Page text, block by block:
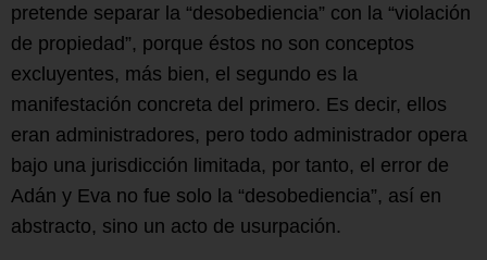
pretende separar la “desobediencia” con la “violación
de propiedad”, porque éstos no son conceptos
excluyentes, más bien, el segundo es la
manifestación concreta del primero. Es decir, ellos
eran administradores, pero todo administrador opera
bajo una jurisdicción limitada, por tanto, el error de
Adán y Eva no fue solo la “desobediencia”, así en
abstracto, sino un acto de usurpación.